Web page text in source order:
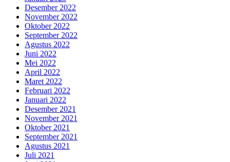
Desember 2022
November 2022
Oktober 2022
September 2022
Agustus 2022
Juni 2022
Mei 2022
April 2022
Maret 2022
Februari 2022
Januari 2022
Desember 2021
November 2021
Oktober 2021
September 2021
Agustus 2021
Juli 2021